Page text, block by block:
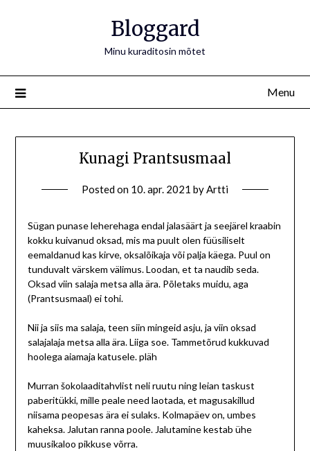
Bloggard
Minu kuraditosin mõtet
Menu
Kunagi Prantsusmaal
Posted on 10. apr. 2021 byArtti
Sügan punase leherehaga endal jalasäärt ja seejärel kraabin
kokku kuivanud oksad, mis ma puult olen füüsiliselt
eemaldanud kas kirve, oksalõikaja või palja käega. Puul on
tunduvalt värskem välimus. Loodan, et ta naudib seda.
Oksad viin salaja metsa alla ära. Põletaks muidu, aga
(Prantsusmaal) ei tohi.
Nii ja siis ma salaja, teen siin mingeid asju, ja viin oksad
salajalaja metsa alla ära. Liiga soe. Tammetõrud kukkuvad
hoolega aiamaja katusele. pläh
Murran šokolaaditahvlist neli ruutu ning leian taskust
paberitükki, mille peale need laotada, et magusakillud
niisama peopesas ära ei sulaks. Kolmapäev on, umbes
kaheksa. Jalutan ranna poole. Jalutamine kestab ühe
muusikaloo pikkuse võrra.